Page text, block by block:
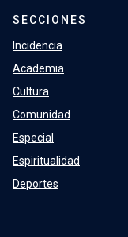
SECCIONES
Incidencia
Academia
Cultura
Comunidad
Especial
Espiritualidad
Deportes